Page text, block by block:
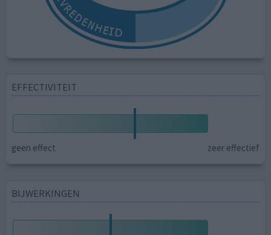
EFFECTIVITEIT
geen effect zeer effectief
BIJWERKINGEN